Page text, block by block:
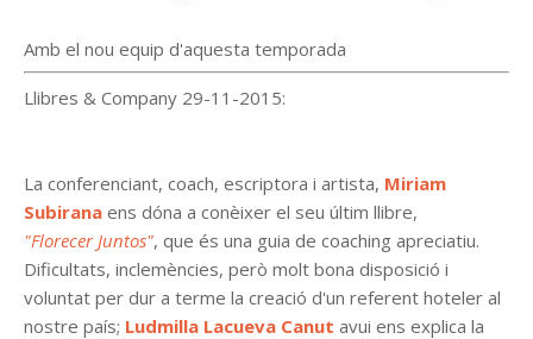
Amb el nou equip d'aquesta temporada
Llibres & Company 29-11-2015:
La conferenciant, coach, escriptora i artista, Miriam
Subirana ens dóna a conèixer el seu últim llibre,
"Florecer Juntos", que és una guia de coaching apreciatiu.
Dificultats, inclemències, però molt bona disposició i
voluntat per dur a terme la creació d'un referent hoteler al
nostre país; Ludmilla Lacueva Canut avui ens explica la